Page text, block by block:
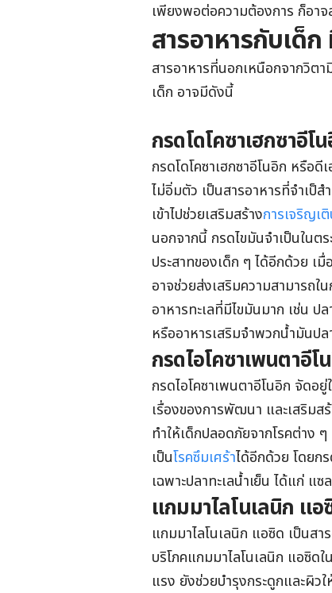
เพียงพอต่อความต้องการ ก็อาจ
สารอาหารกับเด็ก
สารอาหารที่นอกเหนือกจากวิต
เด็ก อาจมีดังนี้
กรดโดโคซาเฮกซาอี
กรดโดโคซาเฮกซาอีโนอิก หรือดี
ไม่อิ่มตัว เป็นสารอาหารที่จำเป็ส
เข้าไปช่วยเสริมสร้างการเจริญเ
นอกจากนี้ กรดไขมันจำเป็นในต
ประสาทของเด็ก ๆ ได้อีกด้วย เ
อาจช่วยส่งเสริมความสามารถใ
อาหารทะเลที่มีไขมันมาก เช่น
หรืออาหารเสริมจำพวกน้ำมันป
กรดไอโคซาเพนตาอี
กรดไอโคซาเพนตาอีโนอิก จัดอ
เรื่องของการพัฒนา และเสริม
ทำให้เด็กปลอดภัยจากโรคต่าง
เป็นโรคซึมเศร้าได้อีกด้วย โดยก
เฉพาะปลาทะเลน้ำเย็น ได้แก่ แ
แกมมาไลโนเลนิก แ
แกมมาไลโนเลนิก แอซิด เป็นส
บริโภคแกมมาไลโนเลนิก แอซิด
แรง ยังช่วยบำรุงกระดูกและผิ